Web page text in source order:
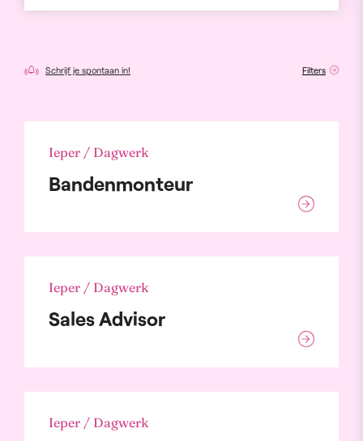
Schrijf je spontaan in! Filters
Ieper / Dagwerk
Bandenmonteur
Ieper / Dagwerk
Sales Advisor
Ieper / Dagwerk